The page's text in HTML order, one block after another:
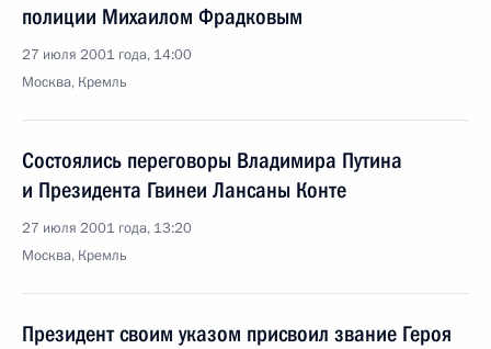
полиции Михаилом Фрадковым
27 июля 2001 года, 14:00
Москва, Кремль
Состоялись переговоры Владимира Путина
и Президента Гвинеи Лансаны Конте
27 июля 2001 года, 13:20
Москва, Кремль
Президент своим указом присвоил звание Героя